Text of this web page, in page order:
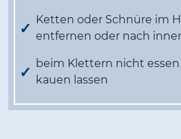
Ketten oder Schnüre im
entfernen oder nach
beim Klettern nicht
kauen lassen